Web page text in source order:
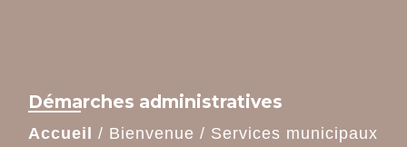
Démarches administratives
Accueil / Bienvenue / Services municipaux